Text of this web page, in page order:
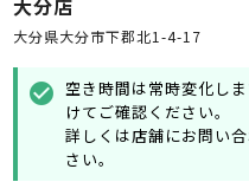
大分店
大分県大分市下郡北1-4-17
check_circle 空き時間は常時変化し
けてご確認ください。
詳しくは店舗にお問い
さい。